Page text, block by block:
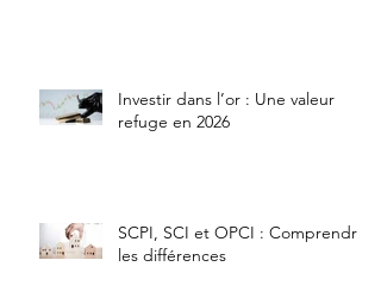
Investir dans l’or : Une valeur
refuge en 2026
SCPI, SCI et OPCI : Comprendre
les différences